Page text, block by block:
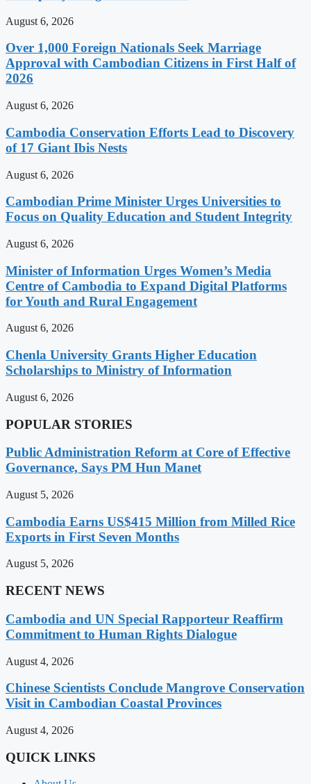
August 6, 2026
Over 1,000 Foreign Nationals Seek Marriage
Approval with Cambodian Citizens in First Half of
2026
August 6, 2026
Cambodia Conservation Efforts Lead to Discovery
of 17 Giant Ibis Nests
August 6, 2026
Cambodian Prime Minister Urges Universities to
Focus on Quality Education and Student Integrity
August 6, 2026
Minister of Information Urges Women’s Media
Centre of Cambodia to Expand Digital Platforms
for Youth and Rural Engagement
August 6, 2026
Chenla University Grants Higher Education
Scholarships to Ministry of Information
August 6, 2026
POPULAR STORIES
Public Administration Reform at Core of Effective
Governance, Says PM Hun Manet
August 5, 2026
Cambodia Earns US$415 Million from Milled Rice
Exports in First Seven Months
August 5, 2026
RECENT NEWS
Cambodia and UN Special Rapporteur Reaffirm
Commitment to Human Rights Dialogue
August 4, 2026
Chinese Scientists Conclude Mangrove Conservation
Visit in Cambodian Coastal Provinces
August 4, 2026
QUICK LINKS